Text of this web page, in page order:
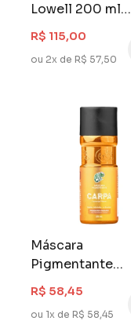
Lowell 200 ml
Blinda Cor
R$ 115,00
ou 2x de R$ 57,50
Máscara
Pigmentante
Kamaleão 100 ml
Carpa
R$ 58,45
ou 1x de R$ 58,45